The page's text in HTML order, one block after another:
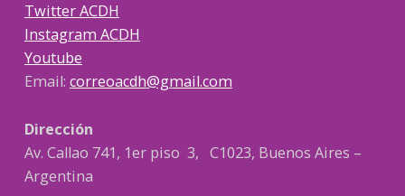
Twitter ACDH
Instagram ACDH
Youtube
Email: correoacdh@gmail.com
Dirección
Av. Callao 741, 1er piso 3, C1023, Buenos Aires –
Argentina